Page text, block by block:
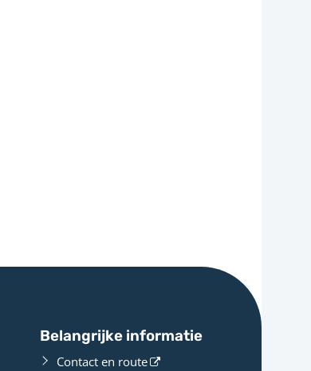
Belangrijke informatie
Contact en route